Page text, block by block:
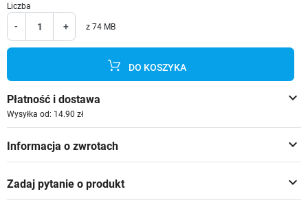
Liczba
- + z 74 MB
DO KOSZYKA
keyboard_arrow_down
Płatność i dostawa
Wysyłka od: 14.90 zł
keyboard_arrow_down
Informacja o zwrotach
keyboard_arrow_down
Zadaj pytanie o produkt